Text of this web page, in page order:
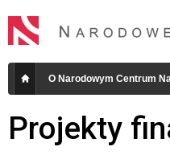
O Narodowym Centrum
Projekty